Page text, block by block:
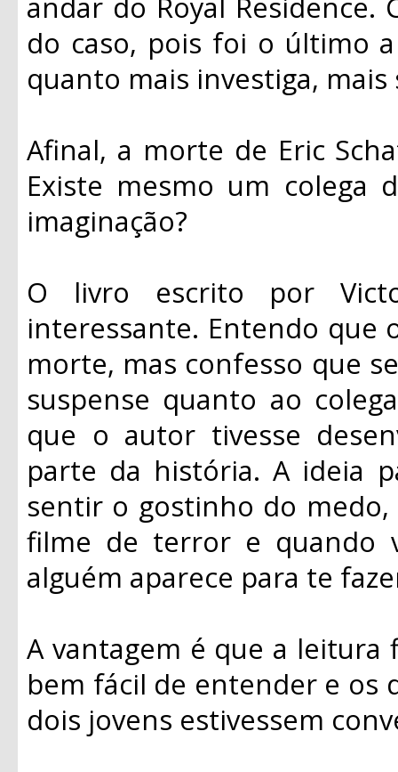
do caso, pois foi o último
quanto mais investiga,
Afinal, a morte de Eric
Existe mesmo um
imaginação?
O livro escrito por
interessante. Entendo que
morte, mas confesso que
suspense quanto ao
que o autor tivesse
parte da história. A ideia
sentir o gostinho do
filme de terror e quando
alguém aparece para te
A vantagem é que a
bem fácil de entender e os
dois jovens estivessem